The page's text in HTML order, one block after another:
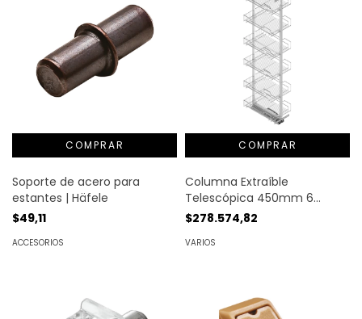
Soporte de acero para
estantes | Häfele
$49,11
ACCESORIOS
Columna Extraíble
Telescópica 450mm 6
bandejas 1850-2000 mm
$278.574,82
VARIOS